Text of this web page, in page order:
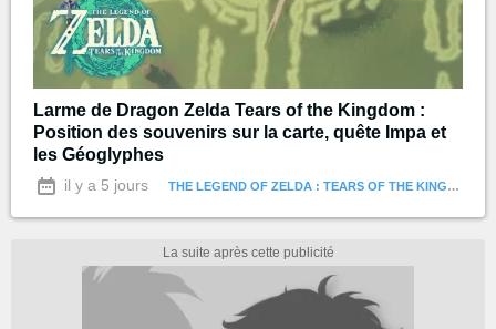
Larme de Dragon Zelda Tears of the Kingdom :
Position des souvenirs sur la carte, quête Impa et
les Géoglyphes
il y a 5 jours THE LEGEND OF ZELDA : TEARS OF THE KINGDOM